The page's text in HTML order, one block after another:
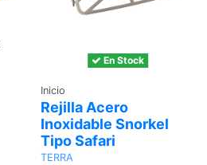
En Stock
Inicio
Rejilla Acero
Inoxidable Snorkel
Tipo Safari
TERRA